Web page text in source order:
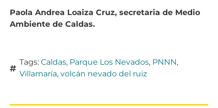
Paola Andrea Loaiza Cruz, secretaria de Medio
Ambiente de Caldas.
Tags: Caldas, Parque Los Nevados, PNNN,
Villamaría, volcán nevado del ruiz